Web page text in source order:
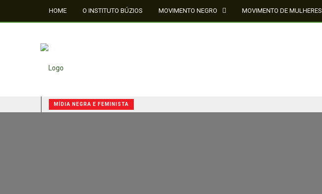
HOME O INSTITUTO BÚZIOS MOVIMENTO NEGRO MOVIMENTO DE MULHERES
MÍDIA NEGRA E FEMINISTA